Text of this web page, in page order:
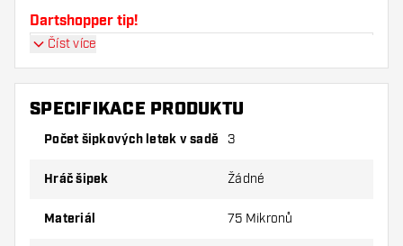
Dartshopper tip!
násadky. Ty se mohou používáním poškodit
nebo zlomit.
letky, abyste zjistili, která varianta vám
Číst více
SPECIFIKACE PRODUKTU
Počet šipkových letek v sadě 3
Hráč šipek Žádné
Materiál 75 Mikronů